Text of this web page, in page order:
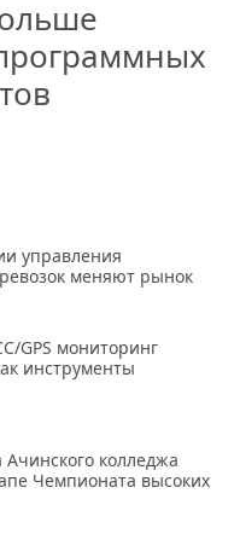
управления
меняют рынок
GPS мониторинг
инструменты
Ачинского колледжа
Чемпионата высоких